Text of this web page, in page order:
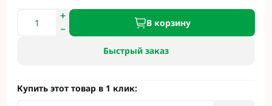
В корзину
Быстрый заказ
Купить этот товар в 1 клик: